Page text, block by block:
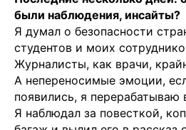
были наблюдения, инсайты?
Я думал о безопасности
студентов и моих
Журналисты, как врачи,
А непереносимые эмоции,
появились, я перерабатываю
Я наблюдал за повесткой,